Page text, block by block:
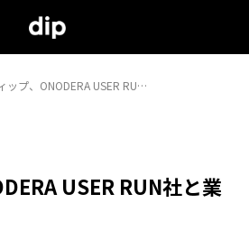
ップ、ONODERA USER RU…
USER RUN社と業